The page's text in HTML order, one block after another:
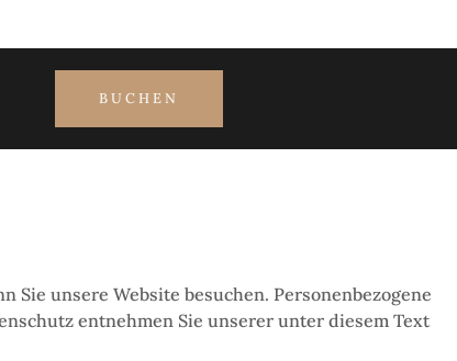
BUCHEN
unsere Website besuchen. Personenbezogene
entnehmen Sie unserer unter diesem Text